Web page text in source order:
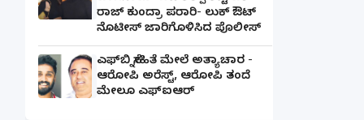
ರಾಜ್ ಕುಂದ್ರಾ ಪರಾರಿ- ಲುಕ್ ಔಟ್
ನೊಟೀಸ್ ಜಾರಿಗೊಳಿಸಿದ ಪೊಲೀಸ್
ಎಫ್‌ಬಿ ಸ್ನೇಹಿತೆ ಮೇಲೆ ಅತ್ಯಾಚಾರ -
ಆರೋಪಿ ಅರೆಸ್ಟ್, ಆರೋಪಿ ತಂದೆ
ಮೇಲೂ ಎಫ್ಐಆರ್